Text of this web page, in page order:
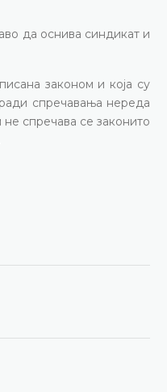
да оснива синдикат и
законом и која су
спречавања нереда
спречава се законито